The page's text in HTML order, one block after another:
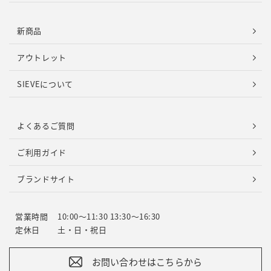
新商品
アウトレット
SIEVEについて
よくあるご質問
ご利用ガイド
ブランドサイト
営業時間
10:00～11:30 13:30～16:30
定休日
土・日・祝日
お問い合わせはこちらから